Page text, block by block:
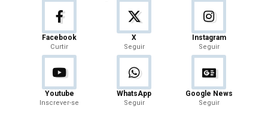
Facebook
Curtir
X
Seguir
Instagram
Seguir
Youtube
Inscrever-se
WhatsApp
Seguir
Google News
Seguir